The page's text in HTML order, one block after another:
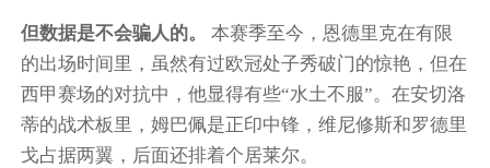
但数据是不会骗人的。
本赛季至今，恩德里克在有限
的出场时间里，虽然有过欧冠处子秀破门的惊艳，但在
西甲赛场的对抗中，他显得有些“水土不服”。在安切洛
蒂的战术板里，姆巴佩是正印中锋，维尼修斯和罗德里
戈占据两翼，后面还排着个居莱尔。